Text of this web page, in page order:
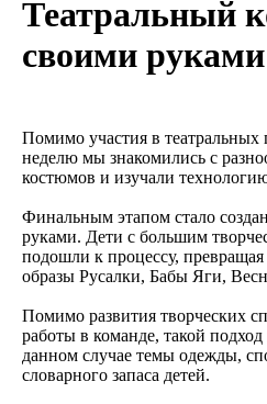
Театральный
своими руками
Помимо участия в
неделю мы знакомились с
костюмов и изучали
Финальным этапом стало
руками. Дети с большим
подошли к процессу,
образы Русалки, Бабы Яги,
Помимо развития творческих
работы в команде, такой
данном случае темы одежды,
словарного запаса детей.